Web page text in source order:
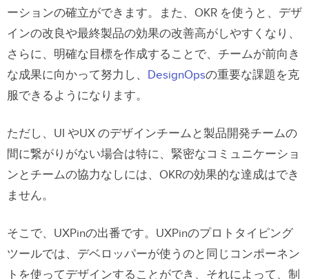
ーションの確立ができます。また、OKR を使うと、デザ
インの改良や最終製品の効果の改善高がしやすくなり、
さらに、明確な目標を作成することで、チームが前向き
な成果に向かって努力し、 DesignOpsの重要な課題を克
服できるようになります。
ただし、UI やUX のデザインチームと製品開発チームの
間に繋がりがない場合は特に、緊密なコミュニケーショ
ンとチームの協力なしには、OKRの効果的な達成はでき
ません。
そこで、UXPinの出番です。UXPinのプロトタイピング
ツールでは、デベロッパーが使うのと同じコンポーネン
トを使ってデザインすることができ、それによって、制